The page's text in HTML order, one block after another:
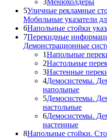
5Уличные рекламные
Мобильные указатели
6Напольные стойки
7Перекидные
Демонстрационные
1Напольные
2Настольные
3Настенные
4Демосистемы.
напольные
5Демосистемы.
настольные
6Демосистемы.
настенные
8Напольные стойки.